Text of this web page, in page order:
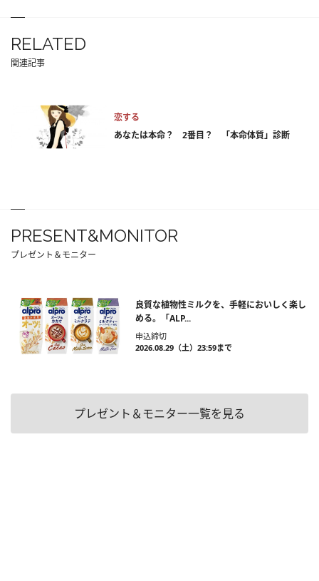
RELATED
関連記事
恋する
あなたは本命？ 2番目？ 「本命体質」診断
PRESENT&MONITOR
プレゼント＆モニター
良質な植物性ミルクを、手軽においしく楽し
める。「ALP...
申込締切
2026.08.29（土）23:59まで
プレゼント＆モニター一覧を見る